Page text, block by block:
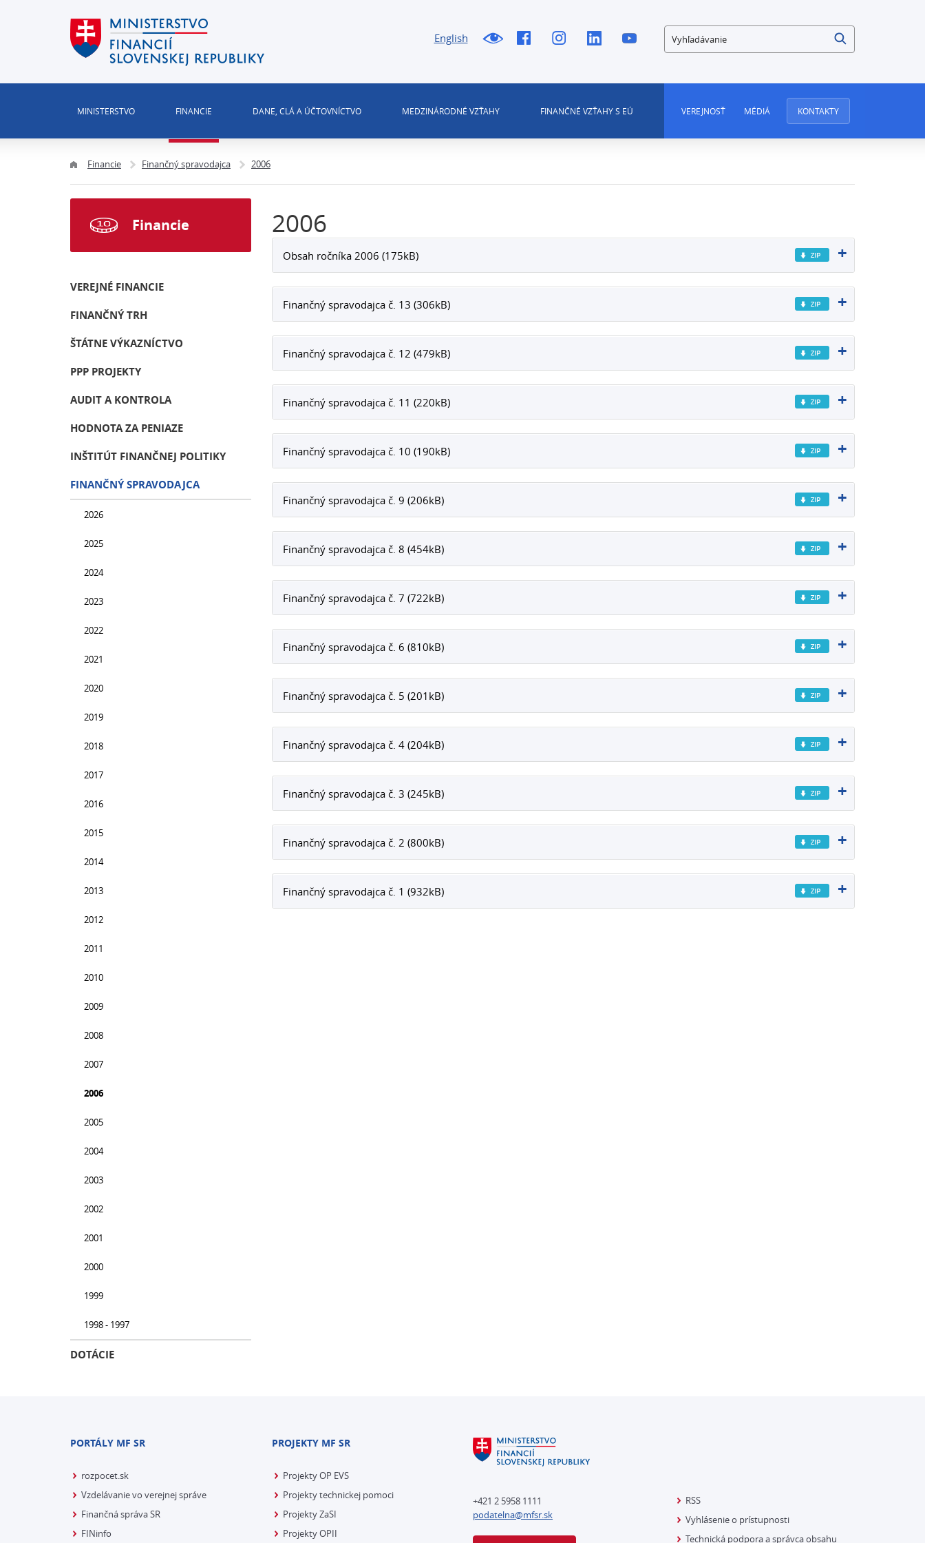
English Vyhľadávanie
MINISTERSTVO FINANCIE DANE, CLÁ A ÚČTOVNÍCTVO MEDZINÁRODNÉ VZŤAHY FINANČNÉ VZŤAHY S EÚ VEREJNOSŤ MÉDIÁ KONTAKTY
Financie Finančný spravodajca 2006
2006
Obsah ročníka 2006 (175kB)
Finančný spravodajca č. 13 (306kB)
Finančný spravodajca č. 12 (479kB)
Finančný spravodajca č. 11 (220kB)
Finančný spravodajca č. 10 (190kB)
Finančný spravodajca č. 9 (206kB)
Finančný spravodajca č. 8 (454kB)
Finančný spravodajca č. 7 (722kB)
Finančný spravodajca č. 6 (810kB)
Finančný spravodajca č. 5 (201kB)
Finančný spravodajca č. 4 (204kB)
Finančný spravodajca č. 3 (245kB)
Finančný spravodajca č. 2 (800kB)
Finančný spravodajca č. 1 (932kB)
Financie
VEREJNÉ FINANCIE
FINANČNÝ TRH
ŠTÁTNE VÝKAZNÍCTVO
PPP PROJEKTY
AUDIT A KONTROLA
HODNOTA ZA PENIAZE
INŠTITÚT FINANČNEJ POLITIKY
FINANČNÝ SPRAVODAJCA
2026
2025
2024
2023
2022
2021
2020
2019
2018
2017
2016
2015
2014
2013
2012
2011
2010
2009
2008
2007
2006
2005
2004
2003
2002
2001
2000
1999
1998 - 1997
DOTÁCIE
PORTÁLY MF SR
rozpocet.sk
Vzdelávanie vo verejnej správe
Finančná správa SR
FINinfo
PROJEKTY MF SR
Projekty OP EVS
Projekty technickej pomoci
Projekty ZaSI
Projekty OPII
+421 2 5958 1111
podatelna@mfsr.sk
RSS
Vyhlásenie o prístupnosti
Technická podpora a správca obsahu